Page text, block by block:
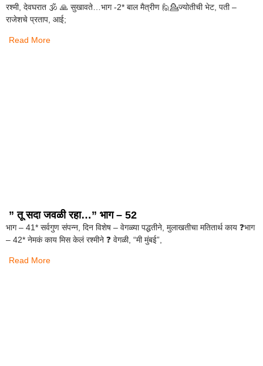
रश्मी, देवघरात 🕉️ 🙏 सुखावते…भाग -2* बाल मैत्रीण 🙋💁ज्योतीची भेट, पती –
राजेशचे प्रताप, आई;
Read More
” तू सदा जवळी रहा…” भाग – 52
भाग – 41* सर्वगुण संपन्न, दिन विशेष – वेगळ्या पद्धतीने, मुलाखतीचा मतितार्थ काय ❓️भाग
– 42* नेमकं काय मिस केलं रश्मीने ❓️ वेगळी, “मी मुंबई”,
Read More